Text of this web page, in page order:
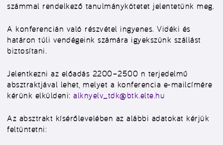
számmal rendelkező tanulmánykötetet jelentetünk meg.
A konferencián való részvétel ingyenes. Vidéki és
határon túli vendégeink számára igyekszünk szállást
biztosítani.
Jelentkezni az előadás 2200–2500 n terjedelmű
absztraktjával lehet, melyet a konferencia e-mailcímére
kérünk elküldeni: alknyelv_tdk@btk.elte.hu
Az absztrakt kísérőlevelében az alábbi adatokat kérjük
feltüntetni: